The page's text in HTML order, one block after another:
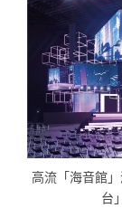
高流「海音館
台